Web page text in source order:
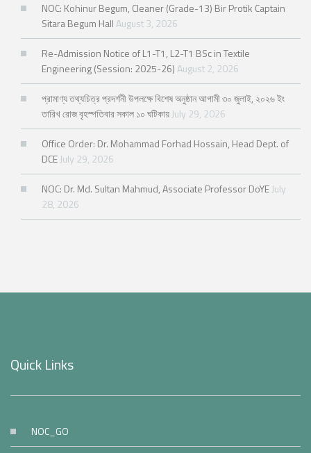
NOC: Kohinur Begum, Cleaner (Grade-13) Bir Protik Captain
Sitara Begum HallAugust 3, 2026
Re-Admission Notice of L1-T1, L2-T1 BSc in Textile
Engineering (Session: 2025-26)August 2, 2026
প্রামাণ্য তথ্যচিত্র প্রদর্শনী উপলক্ষে বিশেষ অনুষ্ঠান আগামী ৩০ জুলাই, ২০২৬ ইং
তারিখ রোজ বৃহস্পতিবার সকাল ১০ ঘটিকায় July 29, 2026
Office Order: Dr. Mohammad Forhad Hossain, Head Dept. of
DCE July 29, 2026
NOC: Dr. Md. Sultan Mahmud, Associate Professor DoYE July
28, 2026
Quick Links
NOC_GO